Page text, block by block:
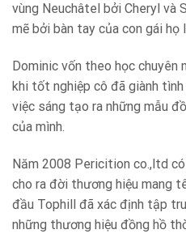
vùng Neuchâtel bởi Cheryl và
mẽ bởi bàn tay của con gái họ
Dominic vốn theo học chuyên
khi tốt nghiệp cô đã giành
việc sáng tạo ra những mẫu
của mình.
Năm 2008 Pericition co.,ltd
cho ra đời thương hiệu mang
đầu Tophill đã xác định tập
những thương hiệu đồng hồ